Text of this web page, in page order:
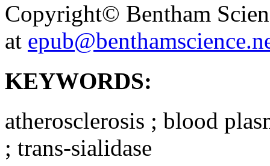
Copyright© Bentham
at
KEYWORDS:
atherosclerosis ; blood
; trans-sialidase